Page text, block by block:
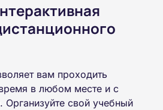
вам проходить
в любом месте и с
Организуйте свой учебный